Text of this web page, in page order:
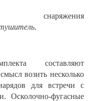
снаряжения
.
составляют
возить несколько
для встречи с
Осколочно-фугасные